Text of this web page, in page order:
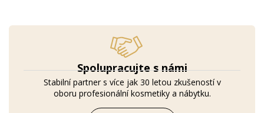
Spolupracujte s námi
Stabilní partner s více jak 30 letou zkušeností v
oboru profesionální kosmetiky a nábytku.